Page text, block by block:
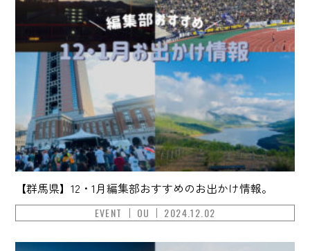
【群馬県】12・1月編集部おすすめのお出かけ情報。
EVENT OU 2024.12.02